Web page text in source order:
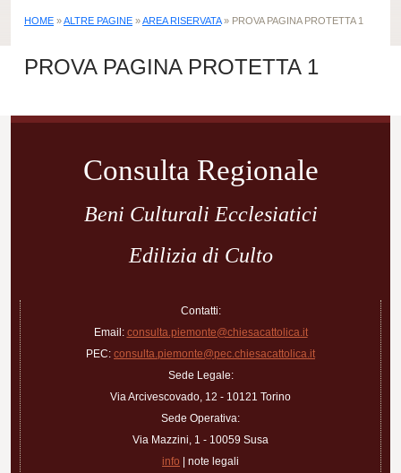
HOME »ALTRE PAGINE »AREA RISERVATA» PROVA PAGINA PROTETTA 1
PROVA PAGINA PROTETTA 1
Navigazione
Consulta Regionale
Beni Culturali Ecclesiatici
Edilizia di Culto
Contatti:
Email: consulta.piemonte@chiesacattolica.it
PEC: consulta.piemonte@pec.chiesacattolica.it
Sede Legale:
Via Arcivescovado, 12 - 10121 Torino
Sede Operativa:
Via Mazzini, 1 - 10059 Susa
info | note legali